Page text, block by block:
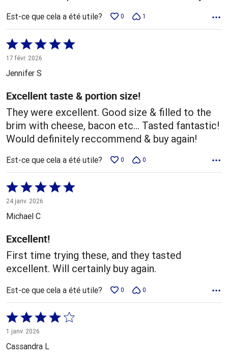
Est-ce que cela a été utile? 0 1
Coté
5 sur
5
17 févr. 2026
Jennifer S
Excellent taste & portion size!
They were excellent. Good size & filled to the
brim with cheese, bacon etc... Tasted fantastic!
Would definitely reccommend & buy again!
Est-ce que cela a été utile? 0 0
Coté
5 sur
5
24 janv. 2026
Michael C
Excellent!
First time trying these, and they tasted
excellent. Will certainly buy again.
Est-ce que cela a été utile? 0 0
Coté
4 sur
5
1 janv. 2026
Cassandra L